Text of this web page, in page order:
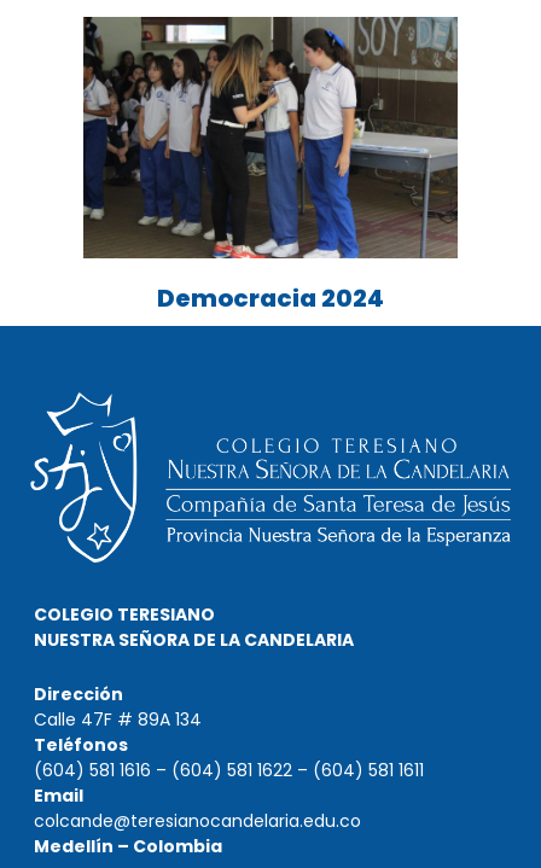
Democracia 2024
COLEGIO TERESIANO
NUESTRA SEÑORA DE LA CANDELARIA
Dirección
Calle 47F # 89A 134
Teléfonos
(604) 581 1616 – (604) 581 1622 – (604) 581 1611
Email
colcande@teresianocandelaria.edu.co
Medellín – Colombia